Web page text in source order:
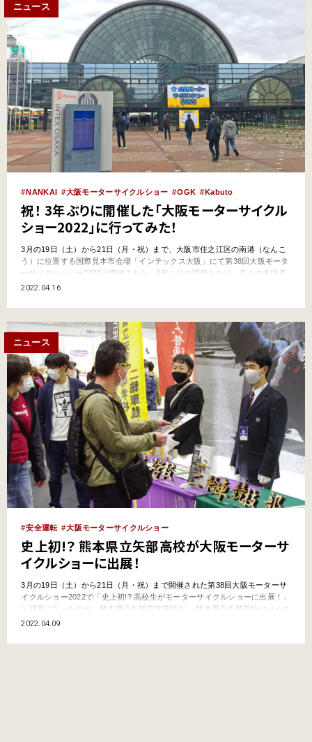
ニュース
NANKAI 大阪モーターサイクルショー OGK Kabuto
祝！ 3年ぶりに開催した「大阪モーターサイクル
ショー2022」に行ってみた！
3月の19日（土）から21日（月・祝）まで、大阪市住之江区の南港（なんこ
う）に位置する国際見本市会場「インテックス大阪」にて第38回大阪モータ
ーサイクルショー2022が開催された。3年ぶりの開催となり、多くの来場者
（3日間計33,781名）で賑わったが、コロナ禍ということで、ニューモデル
して、入場制限が設けられたほか、例年より通路…
2022.04.16
ニュース
安全運転 大阪モーターサイクルショー
史上初!？ 熊本県立矢部高校が大阪モーターサ
イクルショーに出展！
3月の19日（土）から21日（月・祝）まで開催された第38回大阪モーターサ
イクルショー2022で「史上初!? 高校生がモーターサイクルショーに出展！」
と話題になったのが、熊本県立矢部高等学校だ。 熊本県立矢部高校はバイク
通学が盛ん！ 矢部高校は熊本県の山間の街、山都町（やまとちょう）にあっ
立高校だ。阿蘇南外輪山の南山麓に位置す…
2022.04.09